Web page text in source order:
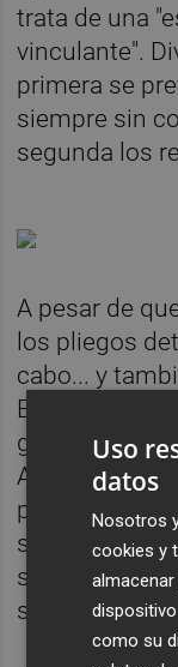
trata de una
vinculante".
primera se
siempre sin
segunda los
A pesar de
los pliegos
cabo... y
En este
gestionaria
Aerocas,
primera fase,
su vez, a las
suelo les
servicios por
Uso
datos
Nosotros
cookies y
como su